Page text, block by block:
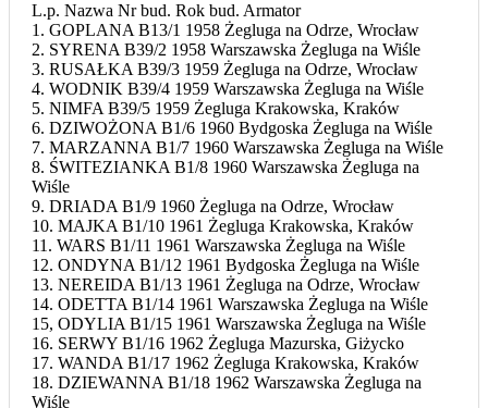
L.p. Nazwa Nr bud. Rok bud. Armator
1. GOPLANA B13/1 1958 Żegluga na Odrze, Wrocław
2. SYRENA B39/2 1958 Warszawska Żegluga na Wiśle
3. RUSAŁKA B39/3 1959 Żegluga na Odrze, Wrocław
4. WODNIK B39/4 1959 Warszawska Żegluga na Wiśle
5. NIMFA B39/5 1959 Żegluga Krakowska, Kraków
6. DZIWOŻONA B1/6 1960 Bydgoska Żegluga na Wiśle
7. MARZANNA B1/7 1960 Warszawska Żegluga na Wiśle
8. ŚWITEZIANKA B1/8 1960 Warszawska Żegluga na
Wiśle
9. DRIADA B1/9 1960 Żegluga na Odrze, Wrocław
10. MAJKA B1/10 1961 Żegluga Krakowska, Kraków
11. WARS B1/11 1961 Warszawska Żegluga na Wiśle
12. ONDYNA B1/12 1961 Bydgoska Żegluga na Wiśle
13. NEREIDA B1/13 1961 Żegluga na Odrze, Wrocław
14. ODETTA B1/14 1961 Warszawska Żegluga na Wiśle
15, ODYLIA B1/15 1961 Warszawska Żegluga na Wiśle
16. SERWY B1/16 1962 Żegluga Mazurska, Giżycko
17. WANDA B1/17 1962 Żegluga Krakowska, Kraków
18. DZIEWANNA B1/18 1962 Warszawska Żegluga na
Wiśle